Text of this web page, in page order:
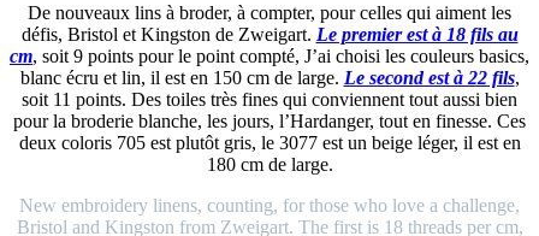
De nouveaux lins à broder, à compter, pour celles qui aiment les
défis, Bristol et Kingston de Zweigart. Le premier est à 18 fils au
cm, soit 9 points pour le point compté, J’ai choisi les couleurs basics,
blanc écru et lin, il est en 150 cm de large. Le second est à 22 fils,
soit 11 points. Des toiles très fines qui conviennent tout aussi bien
pour la broderie blanche, les jours, l’Hardanger, tout en finesse. Ces
deux coloris 705 est plutôt gris, le 3077 est un beige léger, il est en
180 cm de large.
New embroidery linens, counting, for those who love a challenge,
Bristol and Kingston from Zweigart. The first is 18 threads per cm,